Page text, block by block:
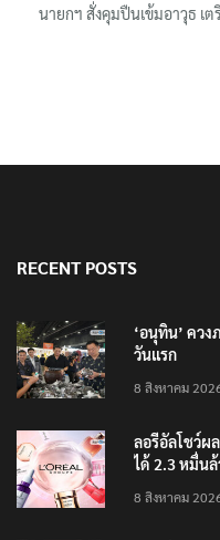
นายกฯ สั่งคุมปืนเข้มอาวุธ เ
RECENT POSTS
‘อนุทิน’ คว
วันแรก
8 สิงหาคม
ลอรีอัลโชว์ผ
ได้ 2.3 หมื่นล้
8 สิงหาคม